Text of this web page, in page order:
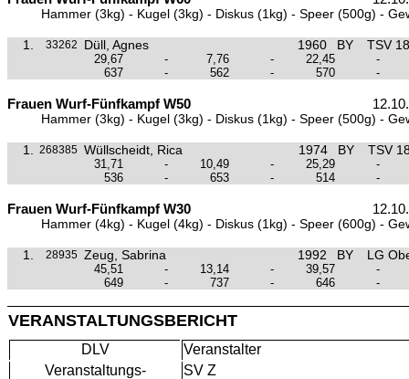
Hammer (3kg) - Kugel (3kg) - Diskus (1kg) - Speer (500g) -
1. 33262 Düll, Agnes 1960 BY TSV
29,67 - 7,76 - 22,45
-
637
- 562 - 570 -
Frauen Wurf-Fünfkampf W50
Hammer (3kg) - Kugel (3kg) - Diskus (1kg) - Speer (500g) -
1. 268385 Wüllscheidt, Rica 1974 BY TSV
31,71 - 10,49 - 25,29
-
536
- 653 - 514 -
Frauen Wurf-Fünfkampf W30
Hammer (4kg) - Kugel (4kg) - Diskus (1kg) - Speer (600g) -
1. 28935 Zeug, Sabrina 1992 BY LG
45,51 - 13,14 - 39,57
-
649
- 737 - 646 -
VERANSTALTUNGSBERICHT
DLV
Veranstalter
Veranstaltungs-
SV Z